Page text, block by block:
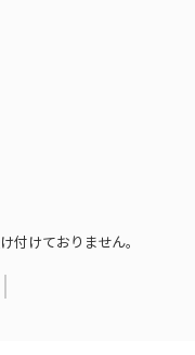
付けておりません。